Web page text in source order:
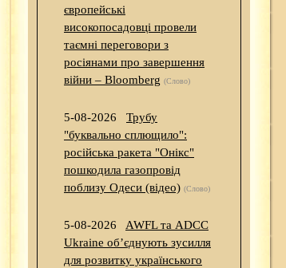
європейські
високопосадовці провели
таємні переговори з
росіянами про завершення
війни – Bloomberg (Слово)
5-08-2026
Трубу
"буквально сплющило":
російська ракета "Онікс"
пошкодила газопровід
поблизу Одеси (відео) (Слово)
5-08-2026
AWFL та ADCC
Ukraine об’єднують зусилля
для розвитку українського